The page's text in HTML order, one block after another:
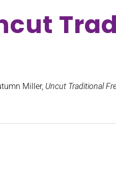
Miller, Uncut Traditional